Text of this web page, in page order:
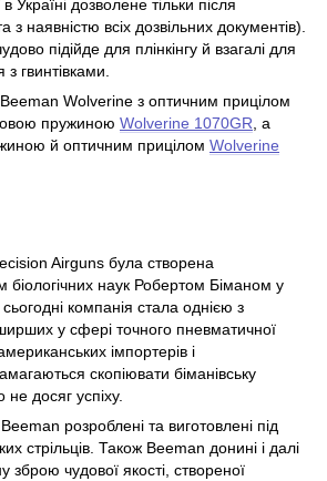
Україні дозволене тільки після
з наявністю всіх дозвільних документів).
підійде для плінкінгу й взагалі для
гвинтівками.
Wolverine з оптичним прицілом
пружиною Wolverine 1070GR, а
й оптичним прицілом Wolverine
Airguns була створена
наук Робертом Біманом у
компанія стала однією з
у сфері точного пневматичної
імпортерів і
скопіювати біманівську
не досяг успіху.
Beeman розроблені та виготовлені під
стрільців. Також Beeman донині і далі
зброю чудової якості, створеної